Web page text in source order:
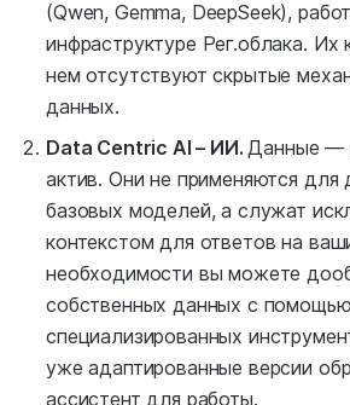
(Qwen, Gemma, DeepSeek),
инфраструктуре Рег.облака. Их
нем отсутствуют скрытые
данных.
Data Centric AI – ИИ.Данные —
актив. Они не применяются для
базовых моделей, а служат
контекстом для ответов на
необходимости вы можете
собственных данных с помощью
специализированных
уже адаптированные версии
ассистент для работы.